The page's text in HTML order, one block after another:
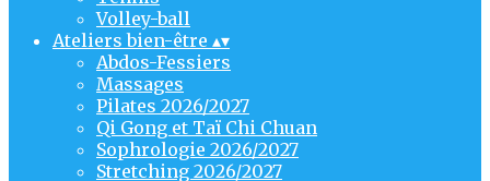
Volley-ball
Ateliers bien-être ▴▾
Abdos-Fessiers
Massages
Pilates 2026/2027
Qi Gong et Taï Chi Chuan
Sophrologie 2026/2027
Stretching 2026/2027